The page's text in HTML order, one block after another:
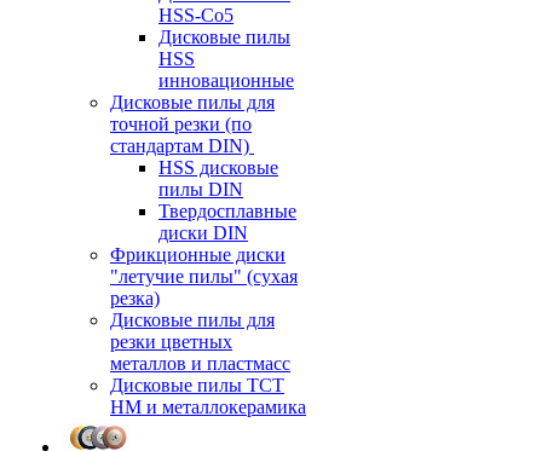
HSS-Co5
Дисковые пилы
HSS
инновационные
Дисковые пилы для
точной резки (по
стандартам DIN)
HSS дисковые
пилы DIN
Твердосплавные
диски DIN
Фрикционные диски
"летучие пилы" (сухая
резка)
Дисковые пилы для
резки цветных
металлов и пластмасс
Дисковые пилы ТСТ
НМ и металлокерамика